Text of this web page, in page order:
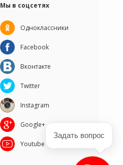
Мы в соцсетях
Одноклассники
Facebook
Вконтакте
Twitter
Instagram
Google+
Youtube
Задать вопрос